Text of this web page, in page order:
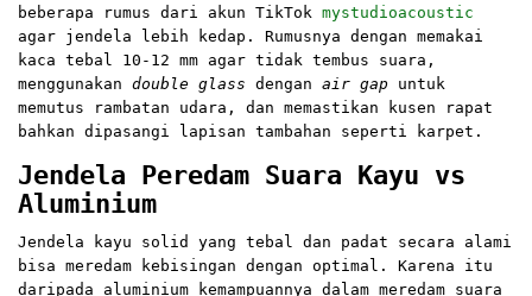
beberapa rumus dari akun TikTok mystudioacoustic
agar jendela lebih kedap. Rumusnya dengan memakai
kaca tebal 10-12 mm agar tidak tembus suara,
menggunakan double glass dengan air gap untuk
memutus rambatan udara, dan memastikan kusen rapat
bahkan dipasangi lapisan tambahan seperti karpet.
Jendela Peredam Suara Kayu vs
Aluminium
Jendela kayu solid yang tebal dan padat secara alami
bisa meredam kebisingan dengan optimal. Karena itu
daripada aluminium kemampuannya dalam meredam suara